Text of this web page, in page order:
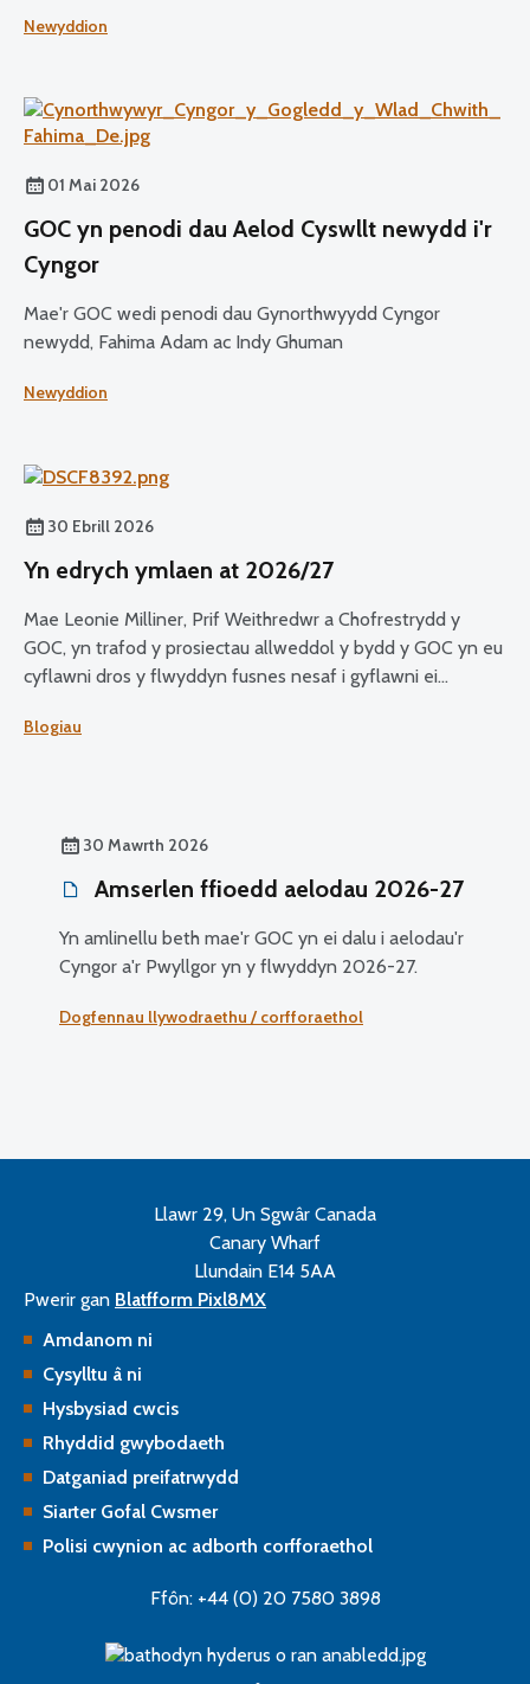
Newyddion
01 Mai 2026
GOC yn penodi dau Aelod Cyswllt newydd i'r
Cyngor
Mae'r GOC wedi penodi dau Gynorthwyydd Cyngor
newydd, Fahima Adam ac Indy Ghuman
Newyddion
30 Ebrill 2026
Yn edrych ymlaen at 2026/27
Mae Leonie Milliner, Prif Weithredwr a Chofrestrydd y
GOC, yn trafod y prosiectau allweddol y bydd y GOC yn eu
cyflawni dros y flwyddyn fusnes nesaf i gyflawni ei
Blogiau
30 Mawrth 2026
Amserlen ffioedd aelodau 2026-27
Yn amlinellu beth mae'r GOC yn ei dalu i aelodau'r
Cyngor a'r Pwyllgor yn y flwyddyn 2026-27.
Dogfennau llywodraethu / corfforaethol
Llawr 29, Un Sgwâr Canada
Canary Wharf
Llundain E14 5AA
Pwerir gan Blatfform Pixl8MX
Amdanom ni
Cysylltu â ni
Hysbysiad cwcis
Rhyddid gwybodaeth
Datganiad preifatrwydd
Siarter Gofal Cwsmer
Polisi cwynion ac adborth corfforaethol
Ffôn: +44 (0) 20 7580 3898